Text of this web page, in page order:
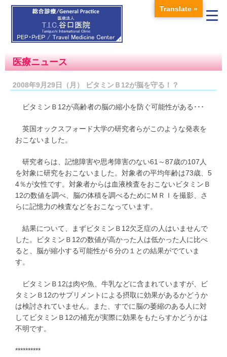
医療ニュース
2008年9月29日（月） ビタミンＢ12が脳を守る！？
ビタミンＢ12が高齢者の脳の縮小を防ぐ可能性がある･･･
英国オックスフォード大学の研究者らがこのような発表を
おこないました。
研究者らは、記憶障害や思考障害のない61～87歳の107人
を対象に研究をおこないました。対象者の平均年齢は73歳、5
4％が女性です。対象者からは血液検査をおこないビタミンＢ
12の数値を調べ、脳の体積を調べるためにＭＲＩを撮影、さ
らに記憶力の検査などをおこなっています。
結果について、まずビタミンＢ12欠乏症の人はいませんで
した。ビタミンＢ12の数値が高かった人は低かった人に比べ
ると、脳が縮小する可能性が６分の１との結果がでていま
す。
ビタミンＢ12は肉や魚、牛乳などに含まれていますが、ビ
タミンＢ12のサプリメントによる摂取に効果があるかどうか
は検討されていません。また、すでに脳の萎縮のある人に対
してビタミンＢ12の補充が実際に効果をもたらすかどうかは
不明です。
**********
Translate »